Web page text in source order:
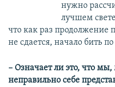
нужно
лучшем
что как раз продолжение
не сдается, начало бить
– Означает ли это, что
неправильно себе